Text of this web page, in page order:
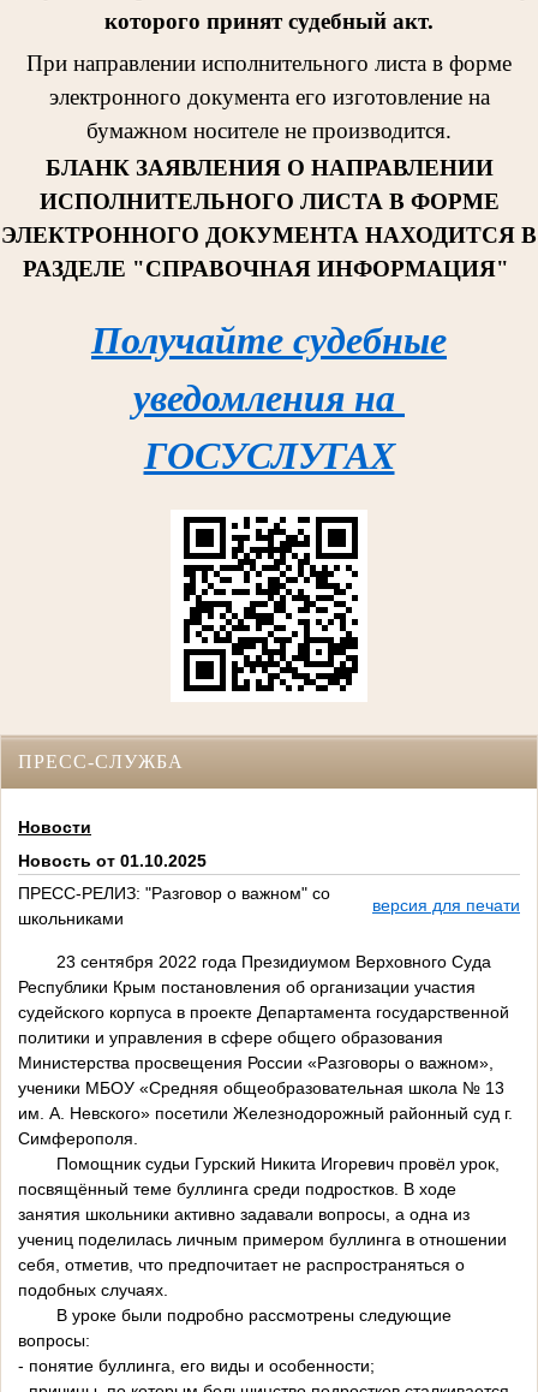
которого принят судебный акт.
При направлении исполнительного листа в форме
электронного документа его изготовление на
бумажном носителе не производится.
БЛАНК ЗАЯВЛЕНИЯ О НАПРАВЛЕНИИ
ИСПОЛНИТЕЛЬНОГО ЛИСТА В ФОРМЕ
ЭЛЕКТРОННОГО ДОКУМЕНТА НАХОДИТСЯ В
РАЗДЕЛЕ "СПРАВОЧНАЯ ИНФОРМАЦИЯ"
Получайте судебные
уведомления на
ГОСУСЛУГАХ
ПРЕСС-СЛУЖБА
Новости
Новость от 01.10.2025
ПРЕСС-РЕЛИЗ: "Разговор о важном" со
школьниками
версия для печати
23 сентября 2022 года Президиумом Верховного Суда
Республики Крым постановления об организации участия
судейского корпуса в проекте Департамента государственной
политики и управления в сфере общего образования
Министерства просвещения России «Разговоры о важном»,
ученики МБОУ «Средняя общеобразовательная школа № 13
им. А. Невского» посетили Железнодорожный районный суд г.
Симферополя.
Помощник судьи Гурский Никита Игоревич провёл урок,
посвящённый теме буллинга среди подростков. В ходе
занятия школьники активно задавали вопросы, а одна из
учениц поделилась личным примером буллинга в отношении
себя, отметив, что предпочитает не распространяться о
подобных случаях.
В уроке были подробно рассмотрены следующие
вопросы:
- понятие буллинга, его виды и особенности;